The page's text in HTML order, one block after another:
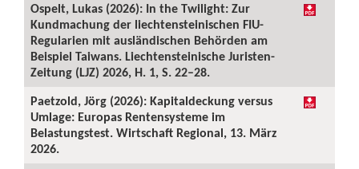
Ospelt, Lukas (2026): In the Twilight: Zur
Kundmachung der liechtensteinischen FIU-
Regularien mit ausländischen Behörden am
Beispiel Taiwans. Liechtensteinische Juristen-
Zeitung (LJZ) 2026, H. 1, S. 22–28.
Paetzold, Jörg (2026): Kapitaldeckung versus
Umlage: Europas Rentensysteme im
Belastungstest. Wirtschaft Regional, 13. März
2026.